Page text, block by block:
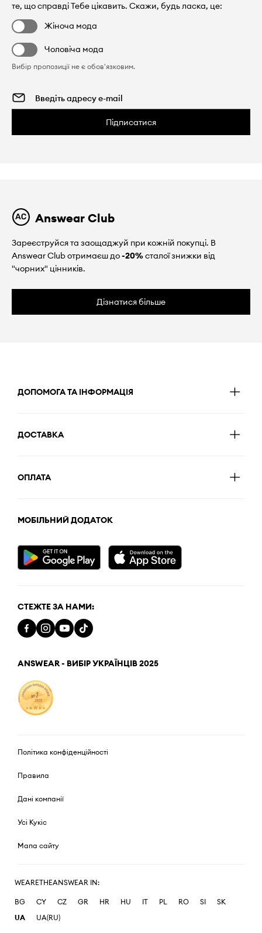
те, що справді Тебе цікавить. Скажи, будь ласка, це:
Жіноча мода
Чоловіча мода
Вибір пропозиції не є обов'язковим.
Підписатися
Answear Club
Зареєструйся та заощаджуй при кожній покупці. В
Answear Club отримаєш до-20%сталої знижки від
"чорних" цінників.
Дізнатися більше
ДОПОМОГА ТА ІНФОРМАЦІЯ
ДОСТАВКА
ОПЛАТА
МОБІЛЬНИЙ ДОДАТОК
СТЕЖТЕ ЗА НАМИ:
ANSWEAR - ВИБІР УКРАЇНЦІВ 2025
Політика конфіденційності
Правила
Дані компанії
Усі Кукіс
Мапа сайту
WEARETHEANSWEAR IN:
BG CY CZ GR HR HU IT PL RO SI
SK
UA
UA(RU)